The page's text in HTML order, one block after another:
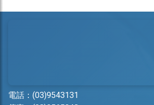
電話： (03)9543131